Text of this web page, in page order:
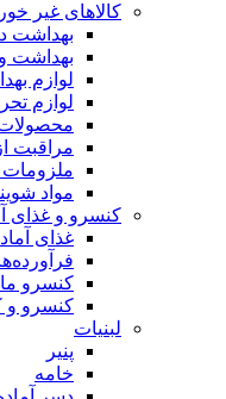
کالاهای غیر
بهداشت
بهداشت
لوازم
لوازم
مراقبت
ملزومات
مواد
کنسرو و غذای
غذای
کنسرو
کنسرو و
لبنیات
پنیر
خامه